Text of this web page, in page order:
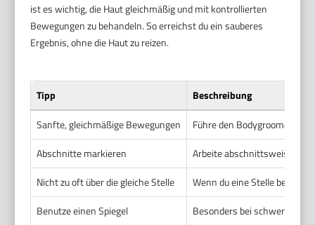
ist es wichtig, die Haut gleichmäßig und mit kontrollierten
Bewegungen zu behandeln. So erreichst du ein sauberes
Ergebnis, ohne die Haut zu reizen.
Tipp
Beschreibung
Sanfte, gleichmäßige Bewegungen
Führe den Bodygroomer
Abschnitte markieren
Arbeite abschnittsweise.
Nicht zu oft über die gleiche Stelle
Wenn du eine Stelle bereits
Benutze einen Spiegel
Besonders bei schwer